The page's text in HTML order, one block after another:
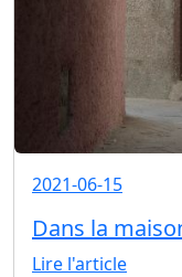
2021-06-15
Dans la
Lire l'article